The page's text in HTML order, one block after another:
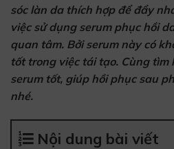
sóc làn da thích hợp để đẩy
việc sử dụng serum phục hồi
quan tâm. Bởi serum này có
tốt trong việc tái tạo. Cùng tìm
serum tốt, giúp hồi phục sau
nhé.
Nội dung bài viết